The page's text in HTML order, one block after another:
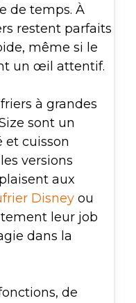
de temps. À
restent parfaits
même si le
un œil attentif.
à grandes
sont un
et cuisson
versions
aux
Disney ou
leur job
dans la
de